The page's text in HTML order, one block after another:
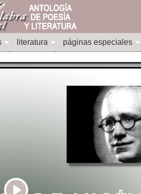
literatura páginas especiales